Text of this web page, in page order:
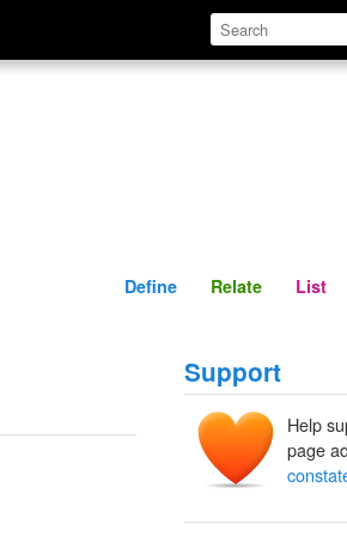
Define Relate
Define Relate List
Support
Help
page